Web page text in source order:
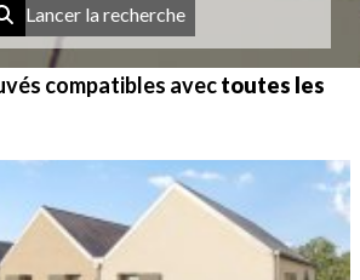
Lancer la recherche
compatibles avectoutes les